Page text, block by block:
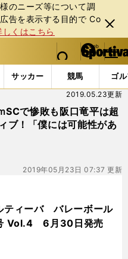
のニーズ等について調
告を表⽰する⽬的で Co
しくはこちら
閉じ
る
web Sportiva (webスポルティーバ)
検索
マイペ
ー
ジ
メニュ
サッカー 競馬 ゴ
ス・ 情報
で惨敗も阪口竜平は超
ブ！「僕には可能性があ
2019.05.23更新
2019年05月23日 07:37 更新
ティーバ バレーボール
Vol.4 6月30日発売